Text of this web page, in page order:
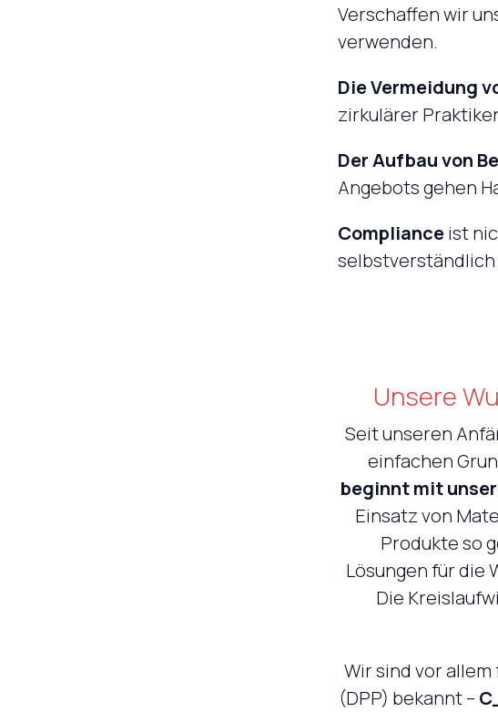
Verschaffen wir
verwenden.
Die Vermeidung
zirkulärer
Der Aufbau von
Angebots gehen
Complianceist
selbstverständlich
Unsere
Seit unseren
einfachen
beginnt mit
Einsatz von
Produkte so
Lösungen für die
Die
Wir sind vor
(DPP) bekannt –